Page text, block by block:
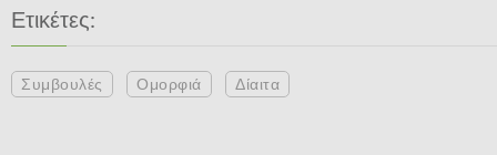
Ετικέτες:
Συμβουλές Ομορφιά Δίαιτα